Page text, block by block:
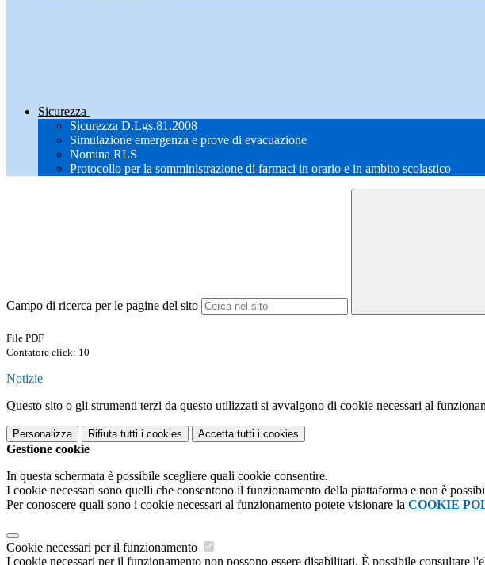
Sicurezza
Sicurezza D.Lgs.81.2008
Simulazione emergenza e prove di evacuazione
Nomina RLS
Protocollo per la somministrazione di farmaci in orario e in ambito scolastico
Campo di ricerca per le pagine del sito
File PDF
Contatore click: 10
Notizie
Questo sito o gli strumenti terzi da questo utilizzati si avvalgono di cookie necessari al
Personalizza Rifiuta tutti i cookies Accetta tutti i cookies
Gestione cookie
In questa schermata è possibile scegliere quali cookie consentire.
I cookie necessari sono quelli che consentono il funzionamento della piattaforma e non è
Per conoscere quali sono i cookie necessari al funzionamento potete visionare la COOKIE
Cookie necessari per il funzionamento
I cookie necessari per il funzionamento non possono essere disabilitati. È possibile consultare